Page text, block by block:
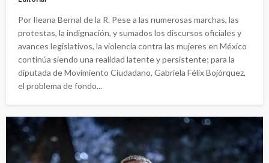
Por Ileana Bernal de la R. Pese a las numerosas marchas, las
protestas, la indignación, y sumados los discursos oficiales y
avances legislativos, la violencia contra las mujeres en México
continúa siendo una realidad latente y persistente; para la
diputada de Movimiento Ciudadano, Gabriela Félix Bojórquez,
el problema de fondo...